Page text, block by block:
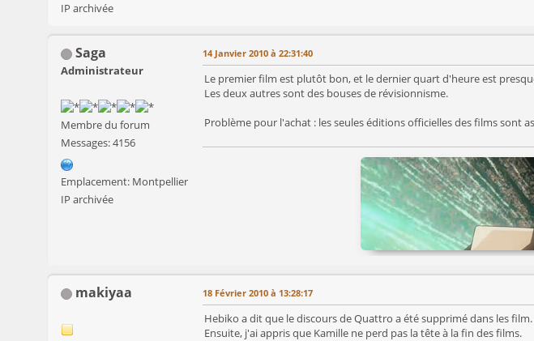
IP archivée
Saga
Administrateur
Membre du forum
Messages: 4156
Emplacement: Montpellier
IP archivée
14 Janvier 2010 à 22:31:40
Le premier film est plutôt bon, et le dernier quart d'heure est
Les deux autres sont des bouses de révisionnisme.
Problème pour l'achat : les seules éditions officielles des films sont
makiyaa 18 Février 2010 à 13:28:17
Hebiko a dit que le discours de Quattro a été supprimé dans les film.
Ensuite, j'ai appris que Kamille ne perd pas la tête à la fin des films.